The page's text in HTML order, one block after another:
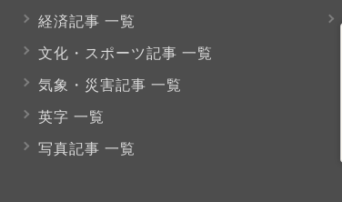
経済記事 一覧
文化・スポーツ記事 一覧
気象・災害記事 一覧
英字 一覧
写真記事 一覧